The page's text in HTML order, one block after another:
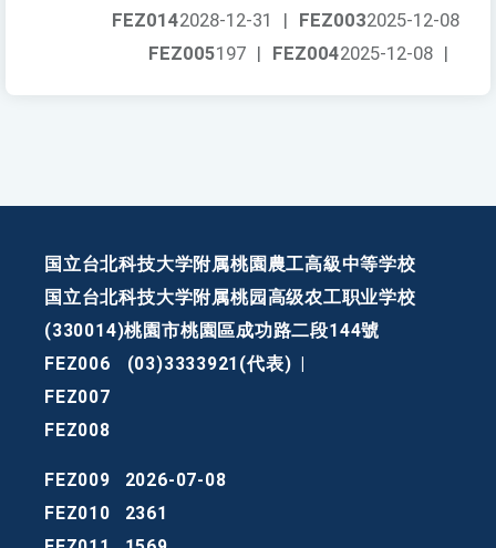
FEZ0032025-12-08
FEZ0142028-12-31
|
FEZ0042025-12-08 |
FEZ005197 |
国立台北科技大学附属桃園農工高級中等学校
国立台北科技大学附属桃园高级农工职业学校
(330014)桃園市桃園區成功路二段144號
FEZ006
(03)3333921(代表)
FEZ007
FEZ008
FEZ009
2026-07-08
FEZ010
2361